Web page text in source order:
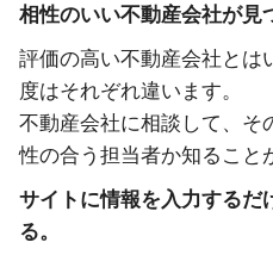
相性のいい不動産会社が見
評価の高い不動産会社とは
度はそれぞれ違います。
不動産会社に相談して、そ
性の合う担当者か知ること
サイトに情報を入力するだ
る。